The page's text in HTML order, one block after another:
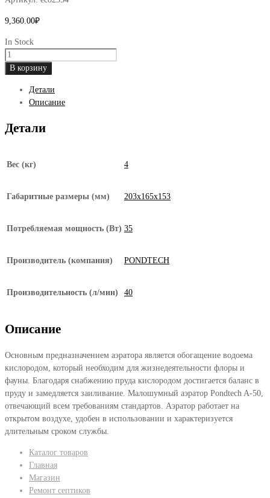
9,360.00₽
In Stock
Количество
товара
пруда
водоема
50
В корзину
Детали
Описание
Детали
Вес (кг) 4
Габаритные размеры (мм) 203х165х153
Потребляемая мощность (Вт) 35
Производитель (компания) PONDTECH
Производительность (л/мин) 40
Описание
Основным предназначением аэратора является обогащение водоема
кислородом, который необходим для жизнедеятельности флоры и
фауны. Благодаря снабжению пруда кислородом достигается баланс в
пруду и замедляется заиливание. Малошумный аэратор Pondtech A-50,
отвечающий всем требованиям стандартов. Аэратор работает на
открытом воздухе, удобен в использовании и характеризуется
длительным сроком службы.
Каталог товаров
Главная
Магазин
Ремонт септиков